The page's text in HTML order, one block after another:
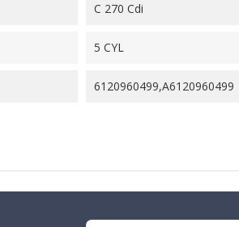
C 270 Cdi
5 CYL
6120960499,A6120960499